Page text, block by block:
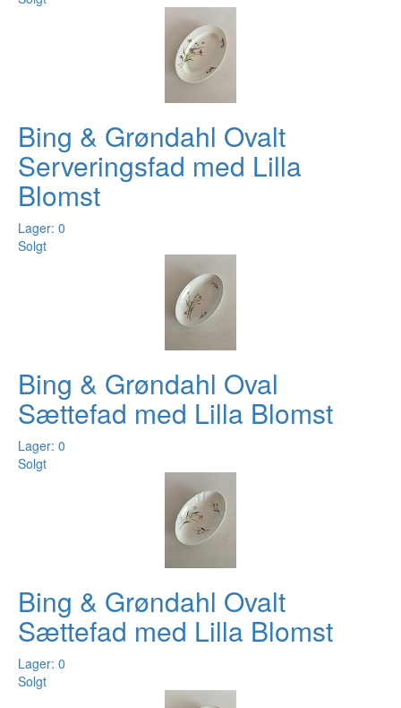
Bing & Grøndahl Ovalt
Serveringsfad med Lilla
Blomst
Lager: 0
Solgt
Bing & Grøndahl Oval
Sættefad med Lilla Blomst
Lager: 0
Solgt
Bing & Grøndahl Ovalt
Sættefad med Lilla Blomst
Lager: 0
Solgt